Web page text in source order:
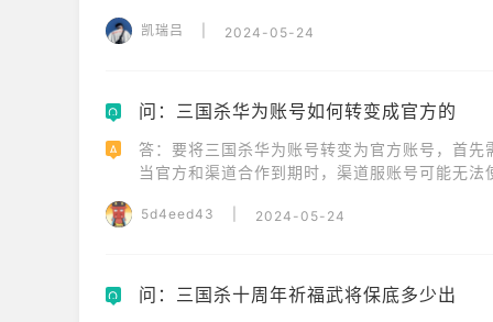
3、在包裹界面中，找到并选择“历练丹”。
6、点击武将，然后使用历练丹即可为该武将增
凯瑞吕 2024-05-24
Q 问：三国杀华为账号如何转变成官方的
A
答：要将三国杀华为账号转变为官方账号，首
当官方和渠道合作到期时，渠道服账号可能无
5d4eed43 2024-05-24
Q 问：三国杀十周年祈福武将保底多少出